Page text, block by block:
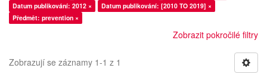
Datum publikování: 2012 ×
Datum publikování: [2010 TO 2019] ×
Předmět: prevention ×
Zobrazit pokročilé filtry
Zobrazují se záznamy 1-1 z 1